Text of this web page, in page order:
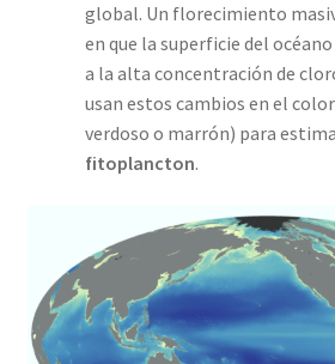
global. Un florecimiento
en que la superficie del
a la alta concentración de
usan estos cambios en el
verdoso o marrón) para
fitoplancton.